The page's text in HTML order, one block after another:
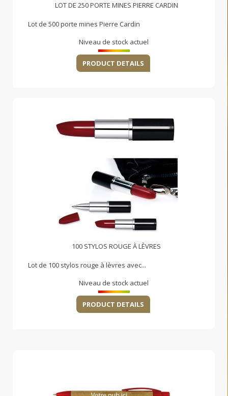
LOT DE 250 PORTE MINES PIERRE CARDIN
Lot de 500 porte mines Pierre Cardin
Niveau de stock actuel
PRODUCT DETAILS
100 STYLOS ROUGE À LÈVRES
Lot de 100 stylos rouge à lèvres avec...
Niveau de stock actuel
PRODUCT DETAILS